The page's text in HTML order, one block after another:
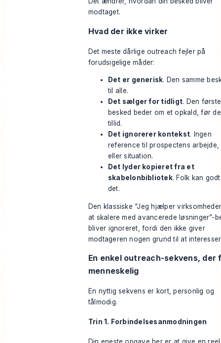
modtaget.
Hvad der ikke virker
Det meste dårlige outreach fejler på
forudsigelige måder:
Det er generisk. Den samme
til alle.
Det sælger for tidligt. Den første
besked beder om et opkald, før
tillid.
Det ignorerer kontekst. Ingen
reference til prospectens arbejde,
eller situation.
Det lyder kopieret fra et
skabelonbibliotek. Folk kan
det.
Den klassiske “Jeg hjælper
at skalere med avancerede løsninger”-
bliver ignoreret, fordi den ikke giver
modtageren nogen grund til at
En enkel outreach-sekvens, der
menneskelig
En nyttig sekvens er kort, personlig og
tålmodig.
Trin 1. Forbindelsesanmodningen